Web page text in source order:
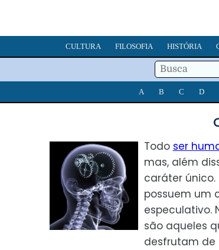
CULTURA FILOSOFIA HISTÓRIA
A B C D
Todo ser
mas, além
caráter único.
possuem um
especulativo.
são aqueles
desfrutam de